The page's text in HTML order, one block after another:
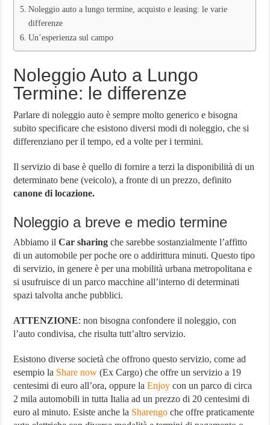
Noleggio auto a lungo termine, acquisto e leasing: le varie
differenze
Un’esperienza sul campo
Noleggio Auto a Lungo
Termine: le differenze
Parlare di noleggio auto è sempre molto generico e bisogna
subito specificare che esistono diversi modi di noleggio, che si
differenziano per il tempo, ed a volte per i termini.
Il servizio di base è quello di fornire a terzi la disponibilità di un
determinato bene (veicolo), a fronte di un prezzo, definito
canone di locazione.
Noleggio a breve e medio termine
Abbiamo ilCar sharingche sarebbe sostanzialmente l’affitto
di un automobile per poche ore o addirittura minuti. Questo tipo
di servizio, in genere è per una mobilità urbana metropolitana e
si usufruisce di un parco macchine all’interno di determinati
spazi talvolta anche pubblici.
ATTENZIONE: non bisogna confondere il noleggio, con
l’auto condivisa, che risulta tutt’altro servizio.
Esistono diverse società che offrono questo servizio, come ad
esempio la Share now (Ex Cargo) che offre un servizio a 19
centesimi di euro all’ora, oppure laEnjoy con un parco di circa
2 mila automobili in tutta Italia ad un prezzo di 20 centesimi di
euro al minuto. Esiste anche la Sharengo che offre praticamente